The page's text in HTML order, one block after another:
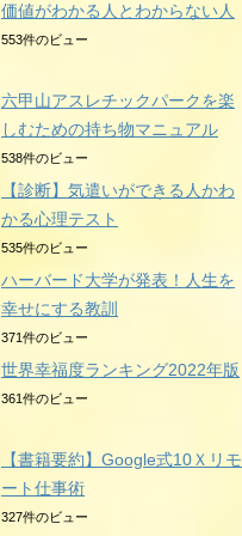
価値がわかる人とわからない人
553件のビュー
六甲山アスレチックパークを楽
しむための持ち物マニュアル
538件のビュー
【診断】気遣いができる人かわ
かる心理テスト
535件のビュー
ハーバード大学が発表！人生を
幸せにする教訓
371件のビュー
世界幸福度ランキング2022年版
361件のビュー
【書籍要約】Google式10Ｘリモ
ート仕事術
327件のビュー